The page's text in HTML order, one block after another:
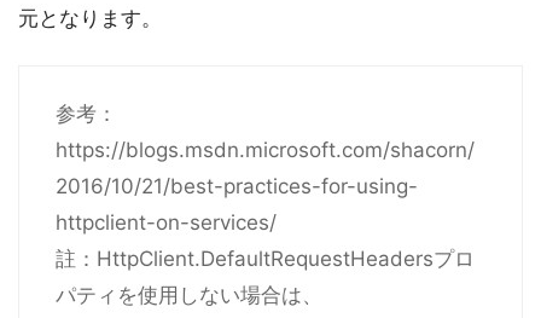
元となります。
参考：
https://blogs.msdn.microsoft.com/shacorn/
2016/10/21/best-practices-for-using-
httpclient-on-services/
註：HttpClient.DefaultRequestHeadersプロ
パティを使用しない場合は、